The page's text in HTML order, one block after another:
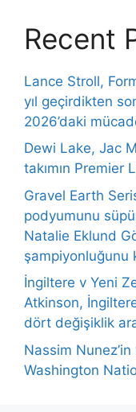
Recent
Lance Stroll,
yıl geçirdikten
2026’daki
Dewi Lake, Jac
takımın Premier
Gravel Earth
podyumunu
Natalie Eklund
şampiyonluğunu
İngiltere v Yeni
Atkinson,
dört değişiklik
Nassim
Washington